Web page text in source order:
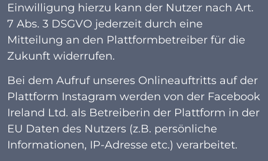
Einwilligung hierzu kann der Nutzer nach Art.
7 Abs. 3 DSGVO jederzeit durch eine
Mitteilung an den Plattformbetreiber für die
Zukunft widerrufen.
Bei dem Aufruf unseres Onlineauftritts auf der
Plattform Instagram werden von der Facebook
Ireland Ltd. als Betreiberin der Plattform in der
EU Daten des Nutzers (z.B. persönliche
Informationen, IP-Adresse etc.) verarbeitet.